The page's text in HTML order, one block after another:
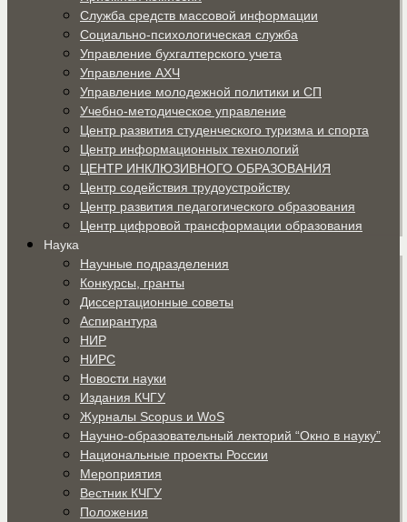
Служба средств массовой информации
Социально-психологическая служба
Управление бухгалтерского учета
Управление АХЧ
Управление молодежной политики и СП
Учебно-методическое управление
Центр развития студенческого туризма и спорта
Центр информационных технологий
ЦЕНТР ИНКЛЮЗИВНОГО ОБРАЗОВАНИЯ
Центр содействия трудоустройству
Центр развития педагогического образования
Центр цифровой трансформации образования
Наука
Научные подразделения
Конкурсы, гранты
Диссертационные советы
Аспирантура
НИР
НИРС
Новости науки
Издания КЧГУ
Журналы Scopus и WoS
Научно-образовательный лекторий “Окно в науку”
Национальные проекты России
Мероприятия
Вестник КЧГУ
Положения